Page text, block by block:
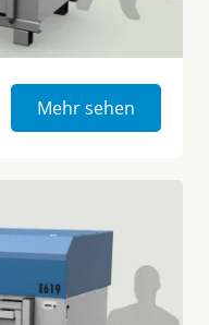
Mehr sehen